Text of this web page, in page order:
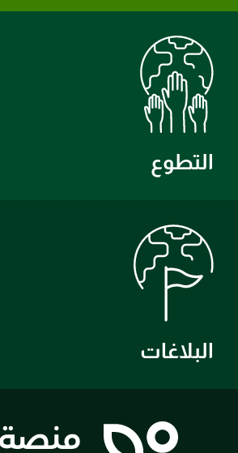
التطوع
البلاغات